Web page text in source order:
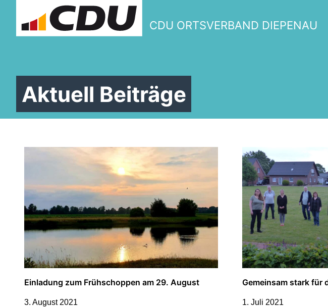
CDU ORTSVERBAND DIEPENAU
Aktuell Beiträge
Einladung zum Frühschoppen am 29. August
3. August 2021
Gemeinsam stark für
1. Juli 2021